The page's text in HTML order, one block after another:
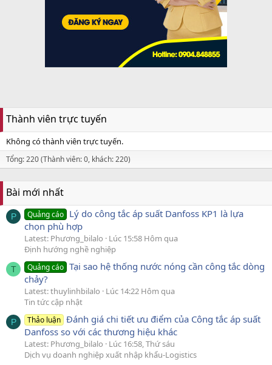
Thành viên trực tuyến
Không có thành viên trực tuyến.
Tổng: 220 (Thành viên: 0, khách: 220)
Bài mới nhất
P Quảng cáo Lý do công tắc áp suất Danfoss KP1 là lựa
chọn phù hợp
Latest: Phương_bilalo
Lúc 15:58 Hôm qua
Định hướng nghề nghiệp
T Quảng cáo Tại sao hệ thống nước nóng cần công tắc dòng
chảy?
Latest: thuylinhbilalo
Lúc 14:22 Hôm qua
Tin tức cập nhật
P Thảo luận Đánh giá chi tiết ưu điểm của Công tắc áp suất
Danfoss so với các thương hiệu khác
Latest: Phương_bilalo
Lúc 16:58, Thứ sáu
Dịch vụ doanh nghiệp xuất nhập khẩu-Logistics